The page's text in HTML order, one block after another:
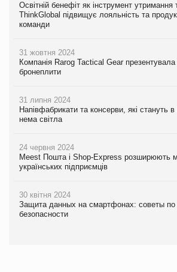
Освітній бенефіт як інструмент утримання
ThinkGlobal підвищує лояльність та
команди
31 жовтня 2024
Компанія Rarog Tactical Gear презентувала
бронеплити
31 липня 2024
Напівфабрикати та консерви, які стануть
нема світла
24 червня 2024
Meest Пошта і Shop-Express розширюють
українських підприємців
30 квітня 2024
Защита данных на смартфонах: советы
безопасности